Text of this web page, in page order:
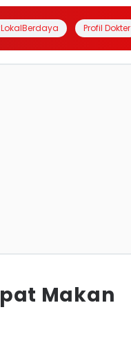
Profil Dokter
Makan